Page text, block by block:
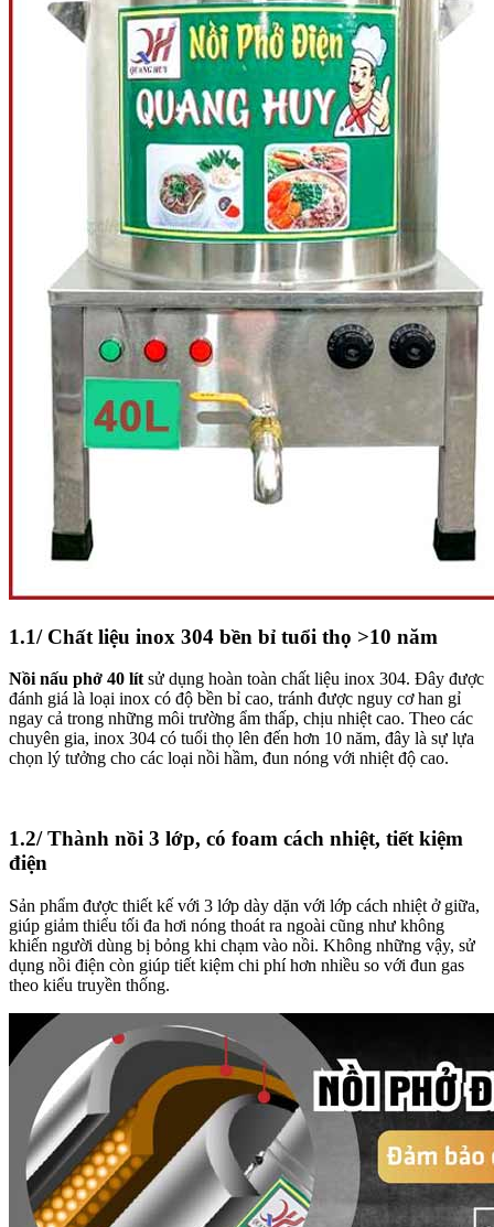
1.1/ Chất liệu inox 304 bền bỉ tuổi thọ >10 năm
Nồi nấu phở 40 lít sử dụng hoàn toàn chất liệu inox 304. Đây được
đánh giá là loại inox có độ bền bỉ cao, tránh được nguy cơ han gỉ
ngay cả trong những môi trường ẩm thấp, chịu nhiệt cao. Theo các
chuyên gia, inox 304 có tuổi thọ lên đến hơn 10 năm, đây là sự lựa
chọn lý tưởng cho các loại nồi hầm, đun nóng với nhiệt độ cao.
1.2/ Thành nồi 3 lớp, có foam cách nhiệt, tiết kiệm
điện
Sản phẩm được thiết kế với 3 lớp dày dặn với lớp cách nhiệt ở giữa,
giúp giảm thiểu tối đa hơi nóng thoát ra ngoài cũng như không
khiến người dùng bị bỏng khi chạm vào nồi. Không những vậy, sử
dụng nồi điện còn giúp tiết kiệm chi phí hơn nhiều so với đun gas
theo kiểu truyền thống.